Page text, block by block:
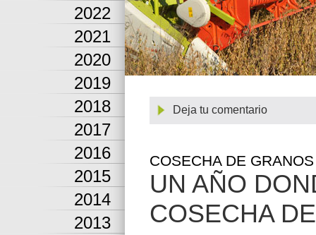
2022
2021
2020
2019
2018
2017
2016
2015
2014
2013
Deja tu comentario
COSECHA DE
UN AÑO
COSECHA